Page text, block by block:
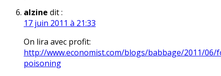
alzine dit :
17 juin 2011 à 21:33
On lira avec profit:
http://www.economist.com/blogs/babbage/2011/06/
poisoning